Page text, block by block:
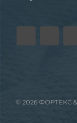
© 2026